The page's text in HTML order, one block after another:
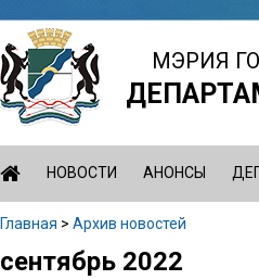
Jump
to
navigation
МЭРИЯ
НОВОСТИ АНОНСЫ
Главная > Архив новостей
Back
сентябрь 2022